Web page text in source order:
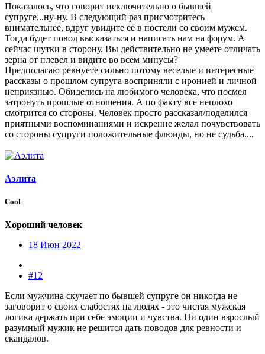
Показалось, что говорит исключительно о бывшей
супруге...ну-ну. В следующий раз присмотритесь
внимательнее, вдруг увидите ее в постели со своим мужем.
Тогда будет повод высказаться и написать нам на форум. А
сейчас шутки в сторону. Вы действительно не умеете отличать
зерна от плевел и видите во всем минусы?
Предполагаю ревнуете сильно потому веселые и интересные
рассказы о прошлом супруга восприняли с иронией и личной
неприязнью. Обиделись на любимого человека, что посмел
затронуть прошлые отношения. А по факту все неплохо
смотрится со стороны. Человек просто рассказал/поделился
приятными воспоминаниями и искренне желал почувствовать
со стороны супруги положительные флюиды, но не судьба....
Аэлита
Cool
Хороший человек
18 Июн 2022
#12
Если мужчина скучает по бывшей супруге он никогда не
заговорит о своих слабостях на людях - это чистая мужская
логика держать при себе эмоции и чувства. Ни один взрослый
разумный мужик не решится дать поводов для ревности и
скандалов.